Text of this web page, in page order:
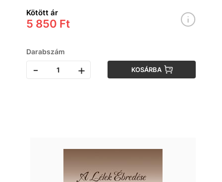
Kötött ár
5 850 Ft
Darabszám
- + KOSÁRBA